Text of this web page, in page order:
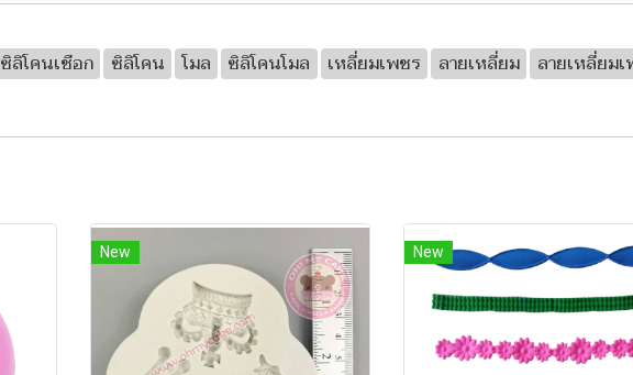
ซิลิโคนเชือก ซิลิโคน โมล ซิลิโคนโมล เหลี่ยมเพชร ลายเหลี่ยม ลายเหลี่ยม
New New